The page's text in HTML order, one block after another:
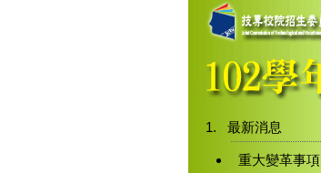
最新消息
重大變革事項